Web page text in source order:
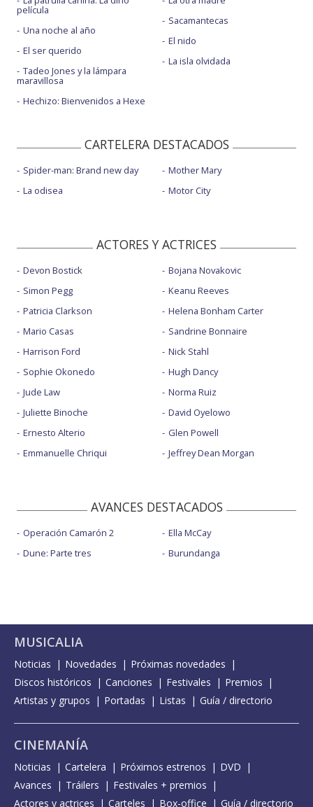
película
Una noche al año
El ser querido
Tadeo Jones y la lámpara
maravillosa
Hechizo: Bienvenidos a Hexe
Sacamantecas
El nido
La isla olvidada
CARTELERA DESTACADOS
Spider-man: Brand new day
La odisea
Mother Mary
Motor City
ACTORES Y ACTRICES
Devon Bostick
Simon Pegg
Patricia Clarkson
Mario Casas
Harrison Ford
Sophie Okonedo
Jude Law
Juliette Binoche
Ernesto Alterio
Emmanuelle Chriqui
Bojana Novakovic
Keanu Reeves
Helena Bonham Carter
Sandrine Bonnaire
Nick Stahl
Hugh Dancy
Norma Ruiz
David Oyelowo
Glen Powell
Jeffrey Dean Morgan
AVANCES DESTACADOS
Operación Camarón 2
Dune: Parte tres
Ella McCay
Burundanga
MUSICALIA
Noticias Novedades
Próximas novedades
Discos históricos
Canciones Festivales
Premios
Artistas y grupos
Portadas Listas Guía / directorio
CINEMANÍA
Noticias Cartelera Próximos estrenos
DVD
Avances
Tráilers
Festivales + premios
Actores y actrices
Carteles Box-office Guía / directorio